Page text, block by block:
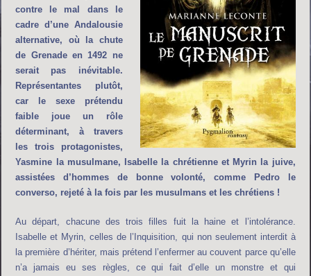
contre le mal dans le
cadre d’une Andalousie
alternative, où la chute
de Grenade en 1492 ne
serait pas inévitable.
Représentantes plutôt,
car le sexe prétendu
faible joue un rôle
déterminant, à travers
les trois protagonistes,
Yasmine la musulmane, Isabelle la chrétienne et Myrin la juive,
assistées d’hommes de bonne volonté, comme Pedro le
converso, rejeté à la fois par les musulmans et les chrétiens !
Au départ, chacune des trois filles fuit la haine et l’intolérance.
Isabelle et Myrin, celles de l’Inquisition, qui non seulement interdit à
la première d’hériter, mais prétend l’enfermer au couvent parce qu’elle
n’a jamais eu ses règles, ce qui fait d’elle un monstre et qui